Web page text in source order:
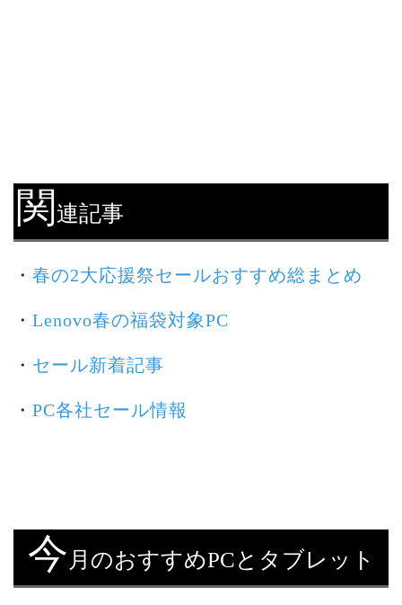
関連記事
・ 春の2大応援祭セールおすすめ総まとめ
・ Lenovo春の福袋対象PC
・ セール新着記事
・ PC各社セール情報
今 月のおすすめPCとタブレット